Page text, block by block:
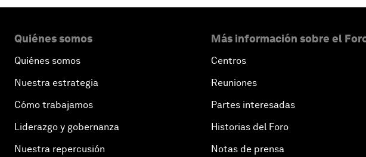
Quiénes somos
Quiénes somos
Nuestra estrategia
Cómo trabajamos
Liderazgo y gobernanza
Nuestra repercusión
Más información sobre el
Centros
Reuniones
Partes interesadas
Historias del Foro
Notas de prensa